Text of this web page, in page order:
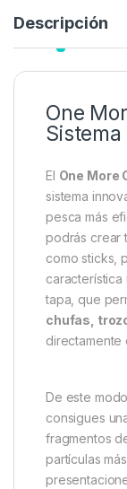
Descripción
One
Sistema
El One More
sistema
pesca más
podrás crear
como sticks,
tapa, que
chufas,
directamente
De este
consigues
fragmentos
partículas